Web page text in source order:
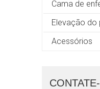
Cama de
Elevação do
Acessórios